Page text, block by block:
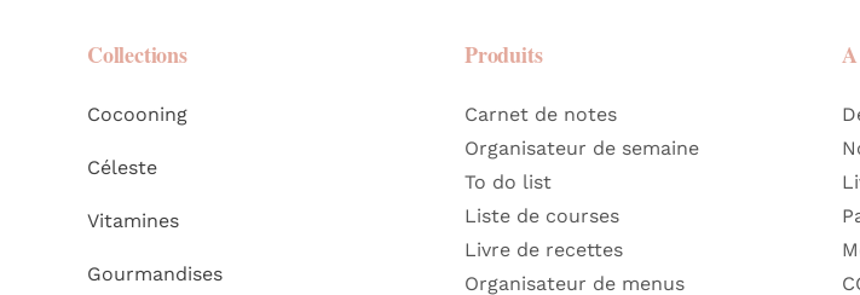
Collections
Cocooning
Céleste
Vitamines
Gourmandises
Produits
Carnet de notes
Organisateur de semaine
To do list
Liste de courses
Livre de recettes
Organisateur de menus